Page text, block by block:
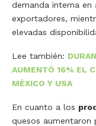
demanda interna en
exportadores,
elevadas
Lee también:
AUMENTÓ 16% EL
MÉXICO Y USA
En cuanto a los
quesos aumentaron